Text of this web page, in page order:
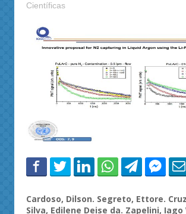
Científicas
Cardoso, Dilson. Segreto, Ettore.
Silva, Edilene Deise da. Zapelini, Iago